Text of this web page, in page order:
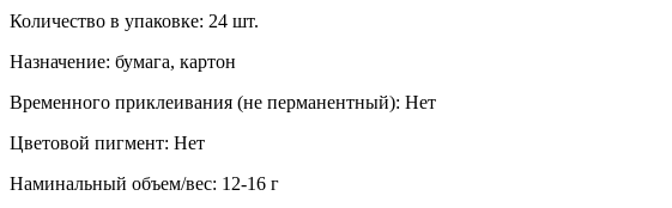
Количество в упаковке: 24 шт.
Назначение: бумага, картон
Временного приклеивания (не перманентный): Нет
Цветовой пигмент: Нет
Наминальный объем/вес: 12-16 г